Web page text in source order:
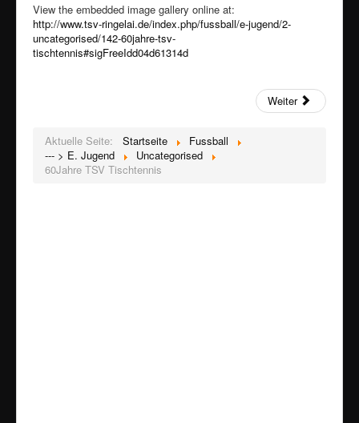
View the embedded image gallery online at:
http://www.tsv-ringelai.de/index.php/fussball/e-jugend/2-
uncategorised/142-60jahre-tsv-
tischtennis#sigFreeIdd04d61314d
Weiter
Aktuelle Seite: Startseite
Fussball
--- > E. Jugend
Uncategorised
60Jahre TSV Tischtennis